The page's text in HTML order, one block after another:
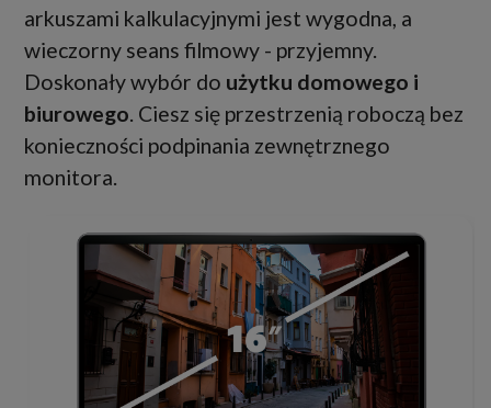
arkuszami kalkulacyjnymi jest wygodna, a
wieczorny seans filmowy - przyjemny.
Doskonały wybór do użytku domowego i
biurowego. Ciesz się przestrzenią roboczą bez
konieczności podpinania zewnętrznego
monitora.